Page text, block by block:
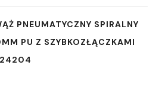
PNEUMATYCZNY SPIRALNY
PU Z SZYBKOZŁĄCZKAMI